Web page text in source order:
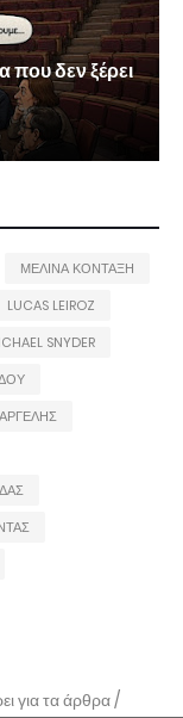
δεν ξέρει
ΜΕΛΙΝΑ ΚΟΝΤΑΞΗ
LUCAS LEIROZ
SNYDER
για τα άρθρα /